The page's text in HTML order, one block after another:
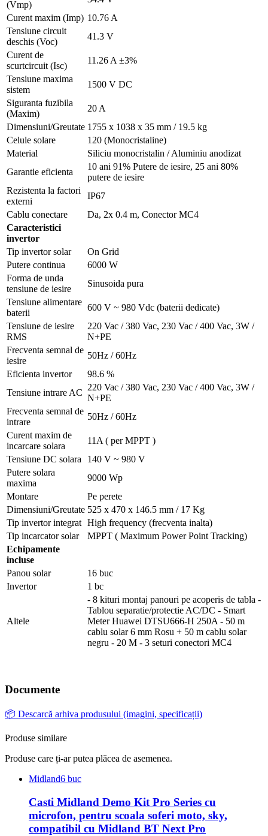
(Vmp)
Curent maxim (Imp) 10.76 A
Tensiune circuit
deschis (Voc)
41.3 V
Curent de
scurtcircuit (Isc)
11.26 A ±3%
Tensiune maxima
sistem
1500 V DC
Siguranta fuzibila
(Maxim)
20 A
Dimensiuni/Greutate 1755 x 1038 x 35 mm / 19.5 kg
Celule solare
120 (Monocristaline)
Material
Siliciu monocristalin / Aluminiu anodizat
Garantie eficienta
10 ani 91% Putere de iesire, 25 ani 80%
putere de iesire
Rezistenta la factori
externi
IP67
Cablu conectare
Da, 2x 0.4 m, Conector MC4
Caracteristici
invertor
Tip invertor solar
On Grid
Putere continua
6000 W
Forma de unda
tensiune de iesire
Sinusoida pura
Tensiune alimentare
baterii
600 V ~ 980 Vdc (baterii dedicate)
Tensiune de iesire
RMS
220 Vac / 380 Vac, 230 Vac / 400 Vac, 3W /
N+PE
Frecventa semnal de
iesire
50Hz / 60Hz
Eficienta invertor
98.6 %
Tensiune intrare AC
220 Vac / 380 Vac, 230 Vac / 400 Vac, 3W /
N+PE
Frecventa semnal de
intrare
50Hz / 60Hz
Curent maxim de
incarcare solara
11A ( per MPPT )
Tensiune DC solara
140 V ~ 980 V
Putere solara
maxima
9000 Wp
Montare
Pe perete
Dimensiuni/Greutate 525 x 470 x 146.5 mm / 17 Kg
Tip invertor integrat High frequency (frecventa inalta)
Tip incarcator solar
MPPT ( Maximum Power Point Tracking)
Echipamente
incluse
Panou solar
16 buc
Invertor
1 bc
Altele
- 8 kituri montaj panouri pe acoperis de tabla -
Tablou separatie/protectie AC/DC - Smart
Meter Huawei DTSU666-H 250A - 50 m
cablu solar 6 mm Rosu + 50 m cablu solar
negru - 20 M - 3 seturi conectori MC4
Documente
📦 Descarcă arhiva produsului (imagini, specificații)
Produse similare
Produse care ți-ar putea plăcea de asemenea.
Midland6 buc
Casti Midland Demo Kit Pro Series cu
microfon, pentru scoala soferi moto, sky,
compatibil cu Midland BT Next Pro